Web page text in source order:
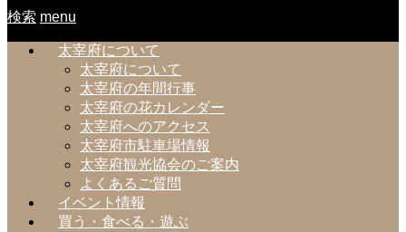
検索 menu
太宰府について
太宰府について
太宰府の年間行事
太宰府の花カレンダー
太宰府へのアクセス
太宰府市駐車場情報
太宰府観光協会のご案内
よくあるご質問
イベント情報
買う・食べる・遊ぶ